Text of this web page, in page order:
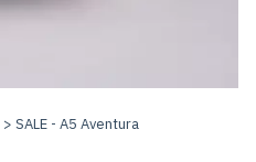
> SALE - A5 Aventura